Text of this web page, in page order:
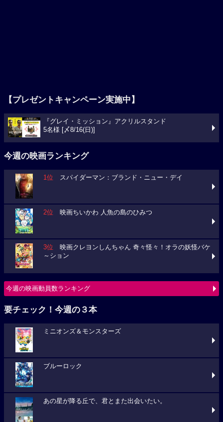
【プレゼントキャンペーン実施中】
『グレイ・ミッション』アクリルスタンド
5名様 [〆8/16(日)]
今週の映画ランキング
1位 スパイダーマン：ブランド・ニュー・デイ
2位 映画ちいかわ 人魚の島のひみつ
3位 映画クレヨンしんちゃん 奇々怪々！オラの妖怪バケ
～ション
今週の映画動員数ランキング
要チェック！今週の３本
ミニオンズ＆モンスターズ
ブルーロック
あの星が降る丘で、君とまた出会いたい。